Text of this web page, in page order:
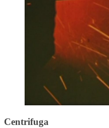
Centrifuga